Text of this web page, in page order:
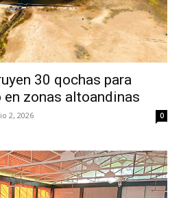
30 qochas para
zonas altoandinas
2, 2026 0